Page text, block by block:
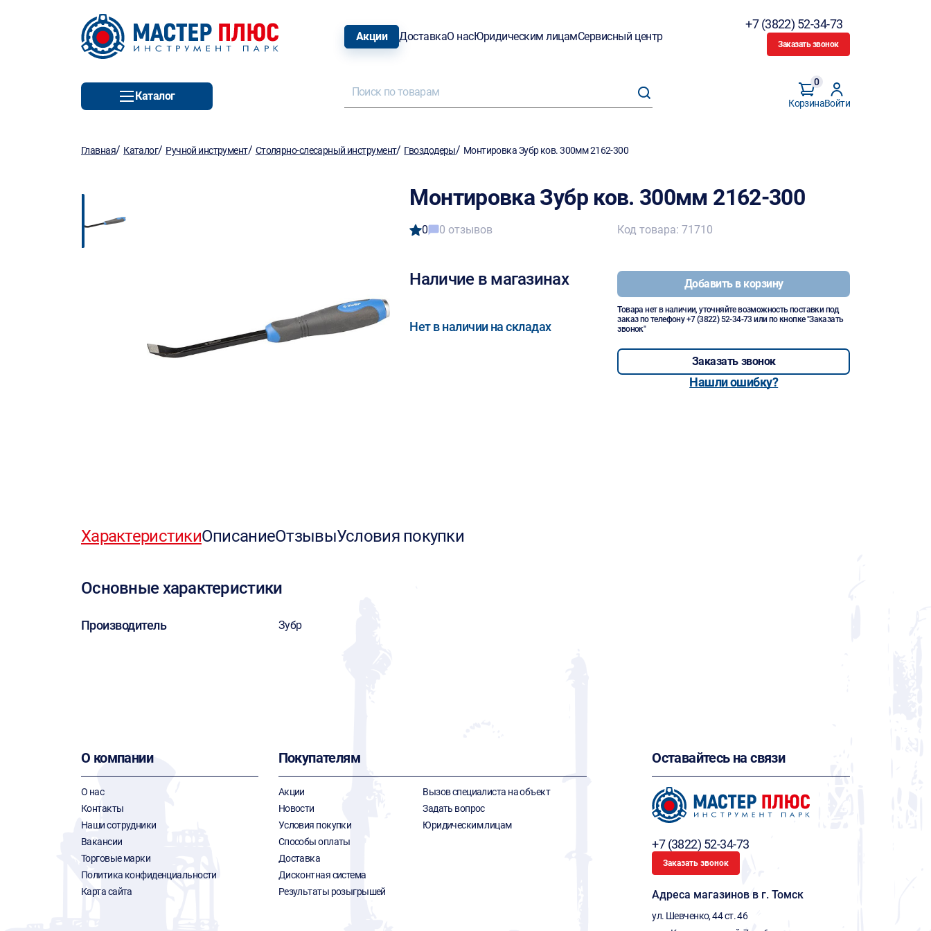
Акции ДоставкаО насЮридическим лицамСервисный центр
+7 (3822) 52-34-73
Заказать звонок
Каталог
Корзина
0
Войти
Главная/ Каталог/ Ручной инструмент/ Столярно-слесарный инструмент/ Гвоздодеры/ Монтировка Зубр ков. 300мм 2162-300
Монтировка Зубр ков. 300мм 2162-300
0 0 отзывов
Наличие в магазинах
Нет в наличии на складах
Код товара: 71710
Добавить в корзину
Товара нет в наличии, уточняйте возможность поставки под
заказ по телефону+7 (3822) 52-34-73 или по кнопке "Заказать
звонок"
Заказать звонок
Нашли ошибку?
ХарактеристикиОписаниеОтзывыУсловия покупки
Основные характеристики
Производитель Зубр
О компании
О нас
Контакты
Наши сотрудники
Вакансии
Торговые марки
Политика конфиденциальности
Карта сайта
Покупателям
Акции
Новости
Условия покупки
Способы оплаты
Доставка
Дисконтная система
Результаты розыгрышей
Вызов специалиста на объект
Задать вопрос
Юридическим лицам
Оставайтесь на связи
+7 (3822) 52-34-73
Заказать звонок
Адреса магазинов в г. Томск
ул. Шевченко, 44 ст. 46